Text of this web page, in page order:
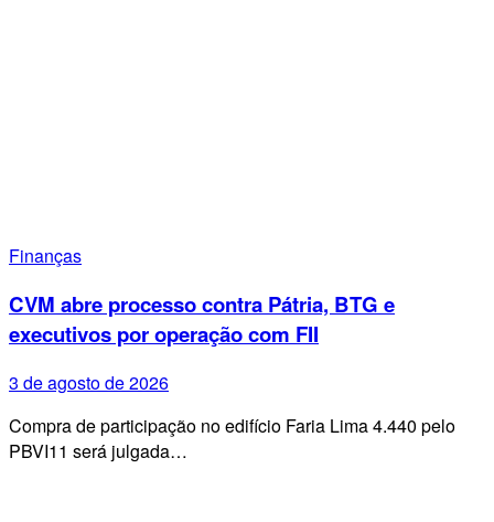
Finanças
CVM abre processo contra Pátria, BTG e
executivos por operação com FII
3 de agosto de 2026
Compra de participação no edifício Faria Lima 4.440 pelo
PBVI11 será julgada…